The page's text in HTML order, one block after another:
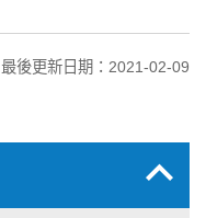
最後更新日期：2021-02-09